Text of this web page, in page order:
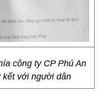
công ty CP Phú An
kết với người dân